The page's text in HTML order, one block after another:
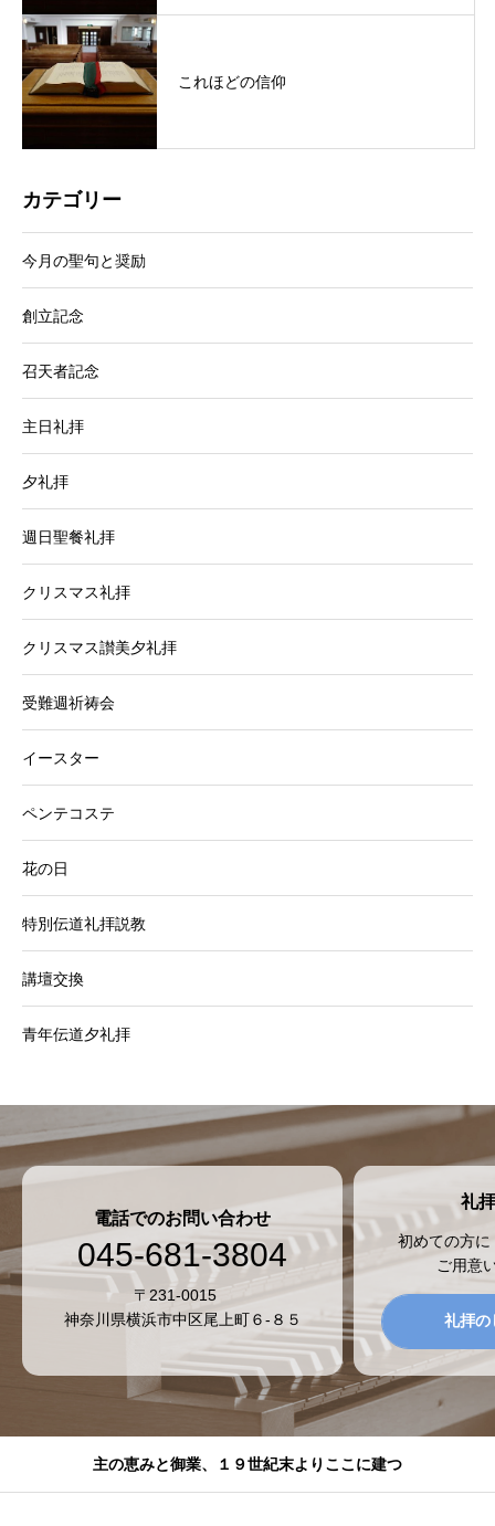
これほどの信仰
カテゴリー
今月の聖句と奨励
創立記念
召天者記念
主日礼拝
夕礼拝
週日聖餐礼拝
クリスマス礼拝
クリスマス讃美夕礼拝
受難週祈祷会
イースター
ペンテコステ
花の日
特別伝道礼拝説教
講壇交換
青年伝道夕礼拝
電話でのお問い合わせ
045-681-3804
〒231-0015
神奈川県横浜市中区尾上町６-８５
礼
初めての方
ご用意
礼拝の
主の恵みと御業、１９世紀末よりここに建つ